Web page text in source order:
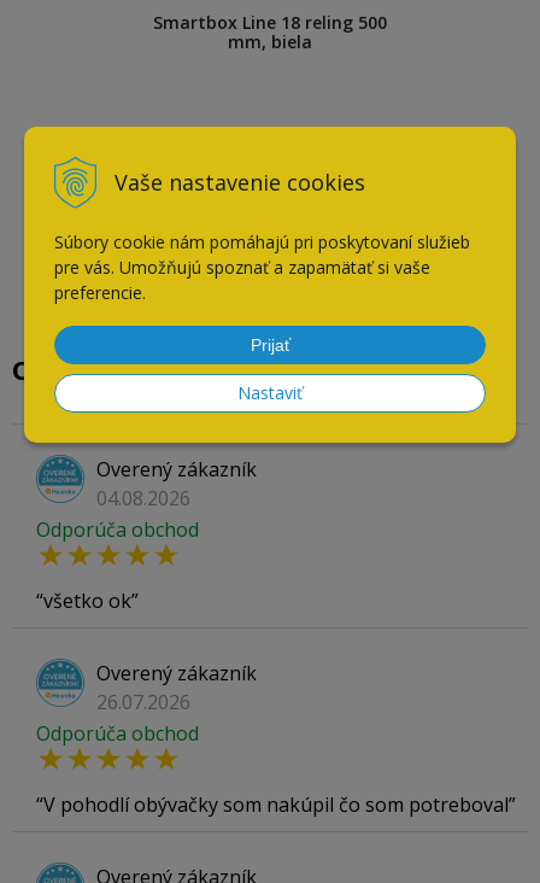
Vaše nastavenie cookies
Súbory cookie nám pomáhajú pri poskytovaní služieb
pre vás. Umožňujú spoznať a zapamätať si vaše
preferencie.
Prijať
Nastaviť
Smartbox Line 18 reling 500
mm, biela
Overené našimi zákazníkmi
Overený zákazník
04.08.2026
Odporúča obchod
všetko ok
Overený zákazník
26.07.2026
Odporúča obchod
V pohodlí obývačky som nakúpil čo som potreboval
Overený zákazník